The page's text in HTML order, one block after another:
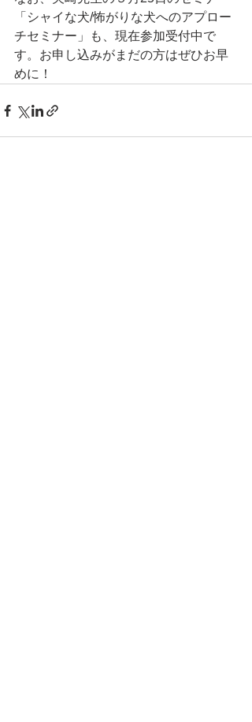
「シャイな犬/怖がりな犬へのアプロー
チセミナー」も、現在参加受付中で
す。お申し込みがまだの方はぜひお早
めに！